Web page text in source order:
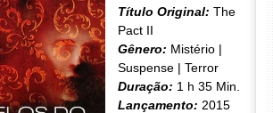
Título Original: The
Pact II
Gênero: Mistério |
Suspense | Terror
Duração: 1 h 35 Min.
Lançamento: 2015